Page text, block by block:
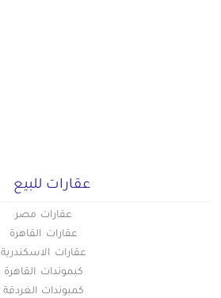
عقارات للبيع
عقارات مصر
عقارات القاهرة
عقارات الاسكندرية
كبموندات القاهرة
كمبوندات الغردقة